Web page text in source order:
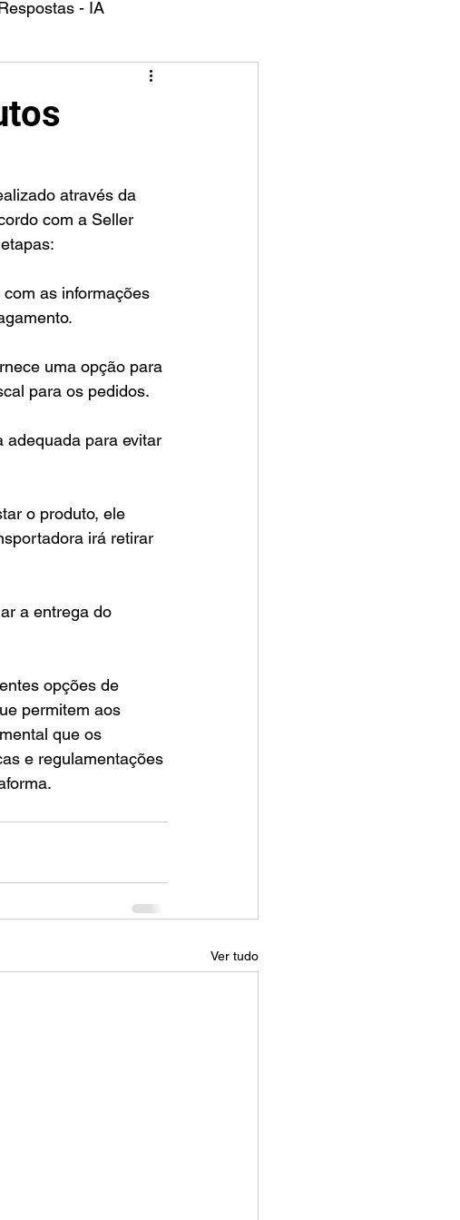
- IA
com a Seller
as informações
uma opção para
para os pedidos.
adequada para evitar
o produto, ele
irá retirar
a entrega do
opções de
permitem aos
que os
e regulamentações
Ver tudo